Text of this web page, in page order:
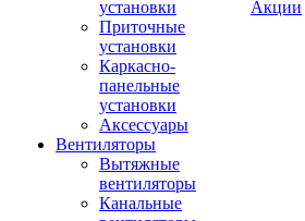
установки
Приточные
установки
Каркасно-
панельные
установки
Аксессуары
Вентиляторы
Вытяжные
вентиляторы
Канальные
Акции